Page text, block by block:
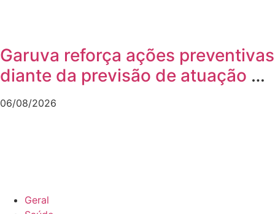
Garuva reforça ações preventivas
diante da previsão de atuação do
El Niño
06/08/2026
Geral